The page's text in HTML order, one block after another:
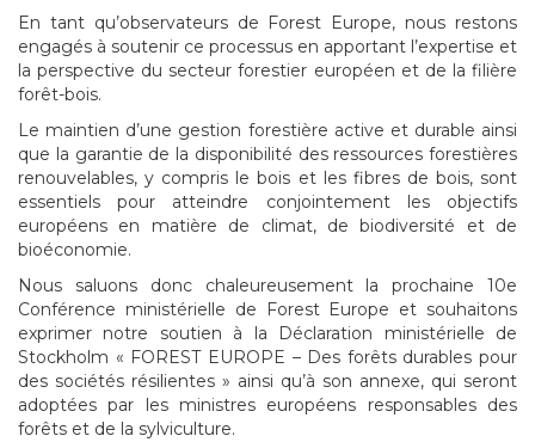
En tant qu’observateurs de Forest Europe, nous restons
engagés à soutenir ce processus en apportant l’expertise et
la perspective du secteur forestier européen et de la filière
forêt-bois.
Le maintien d’une gestion forestière active et durable ainsi
que la garantie de la disponibilité des ressources forestières
renouvelables, y compris le bois et les fibres de bois, sont
essentiels pour atteindre conjointement les objectifs
européens en matière de climat, de biodiversité et de
bioéconomie.
Nous saluons donc chaleureusement la prochaine 10e
Conférence ministérielle de Forest Europe et souhaitons
exprimer notre soutien à la Déclaration ministérielle de
Stockholm « FOREST EUROPE – Des forêts durables pour
des sociétés résilientes » ainsi qu’à son annexe, qui seront
adoptées par les ministres européens responsables des
forêts et de la sylviculture.